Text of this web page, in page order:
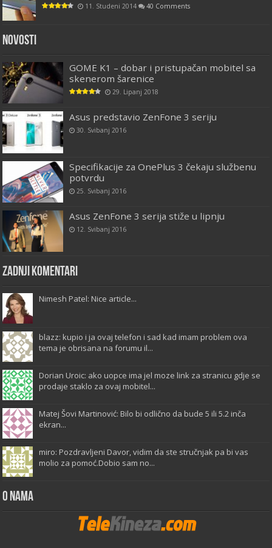
11. Studeni 2014 40 Comments
Novosti
GOME K1 – dobar i pristupačan mobitel sa
skenerom šarenice
29. Lipanj 2018
Asus predstavio ZenFone 3 seriju
30. Svibanj 2016
Specifikacije za OnePlus 3 čekaju službenu
potvrdu
25. Svibanj 2016
Asus ZenFone 3 serija stiže u lipnju
12. Svibanj 2016
Zadnji komentari
Nimesh Patel: Nice article...
blazz: kupio i ja ovaj telefon i sad kad imam problem ova
tema je obrisana na forumu il...
Dorian Uroic: ako uopce ima jel moze link za stranicu gdje se
prodaje staklo za ovaj mobitel...
Matej Šovi Martinović: Bilo bi odlično da bude 5 ili 5.2 inča
ekran...
miro: Pozdravljeni Davor, vidim da ste stručnjak pa bi vas
molio za pomoć.Dobio sam no...
O Nama